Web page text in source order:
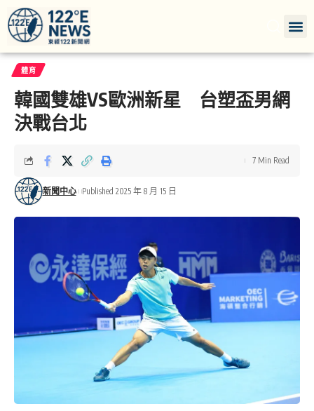
體育
韓國雙雄VS歐洲新星 台塑盃男網
決戰台北
新聞中心 Published 2025 年 8 月 15 日
7 Min Read